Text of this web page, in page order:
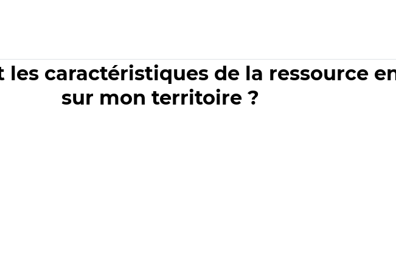
les caractéristiques de la ressource
sur mon territoire ?